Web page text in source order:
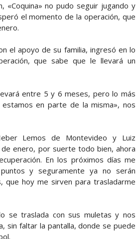
«Coquina» no pudo seguir jugando y
el momento de la operación, que
el apoyo de su familia, ingresó en lo
que sabe que le llevará un
entre 5 y 6 meses, pero lo más
en parte de la misma», nos
Lemos de Montevideo y Luiz
enero, por suerte todo bien, ahora
En los próximos días me
y seguramente ya no serán
que hoy me sirven para trasladarme
se traslada con sus muletas y nos
sin faltar la pantalla, donde se puede